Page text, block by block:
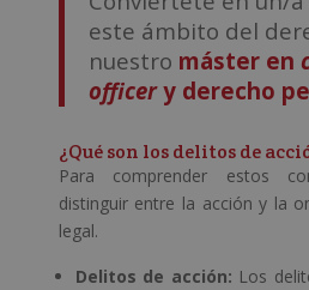
este ámbito del
nuestro máster en
officery derecho
¿Qué son los delitos de
Para comprender estos
distinguir entre la acción y la
legal.
Delitos de acción: Los